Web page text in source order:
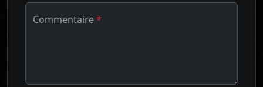
Commentaire*